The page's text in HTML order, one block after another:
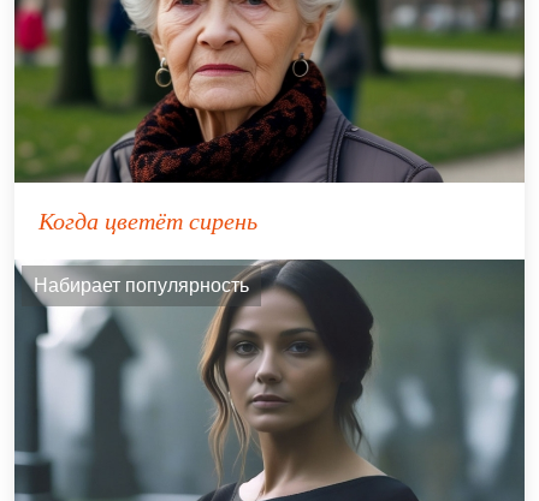
Когда цветёт сирень
Набирает популярность